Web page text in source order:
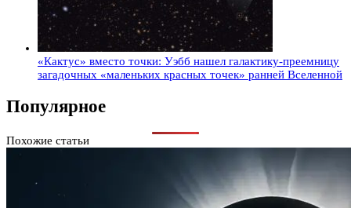
«Кактус» вместо точки: Уэбб нашел галактику-преемницу
загадочных «маленьких красных точек» ранней Вселенной
Популярное
Похожие статьи